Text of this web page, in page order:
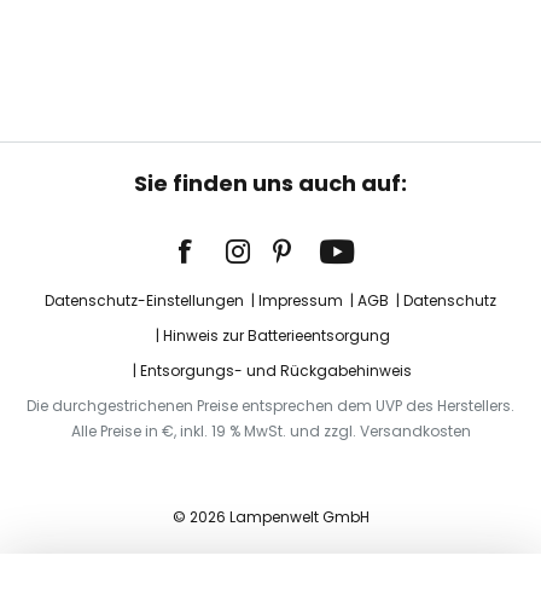
Sie finden uns auch auf:
Datenschutz-Einstellungen Impressum AGB
Datenschutz
Hinweis zur Batterieentsorgung
Entsorgungs- und Rückgabehinweis
Die durchgestrichenen Preise entsprechen dem UVP des Herstellers.
Alle Preise in €, inkl. 19 % MwSt. und zzgl. Versandkosten
© 2026 Lampenwelt GmbH